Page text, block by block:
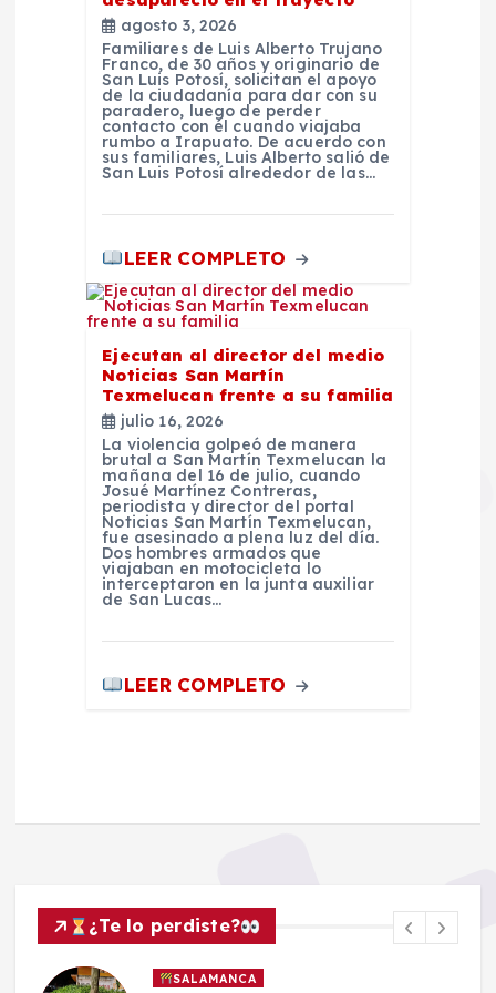
agosto 3, 2026
Familiares de Luis Alberto Trujano
Franco, de 30 años y originario de
San Luis Potosí, solicitan el apoyo
de la ciudadanía para dar con su
paradero, luego de perder
contacto con él cuando viajaba
rumbo a Irapuato. De acuerdo con
sus familiares, Luis Alberto salió de
San Luis Potosí alrededor de las…
LEER COMPLETO
Ejecutan al director del medio
Noticias San Martín
Texmelucan frente a su familia
julio 16, 2026
La violencia golpeó de manera
brutal a San Martín Texmelucan la
mañana del 16 de julio, cuando
Josué Martínez Contreras,
periodista y director del portal
Noticias San Martín Texmelucan,
fue asesinado a plena luz del día.
Dos hombres armados que
viajaban en motocicleta lo
interceptaron en la junta auxiliar
de San Lucas…
LEER COMPLETO
¿Te lo perdiste?
SALAMANCA